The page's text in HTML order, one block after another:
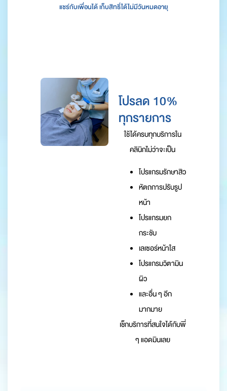
แชร์กับเพื่อนได้ เก็บสิทธิ์ได้ไม่มีวันหมดอายุ
โปรลด 10%
ทุกรายการ
ใช้ได้ครบทุกบริการใน
คลินิกไม่ว่าจะเป็น
โปรแกรมรักษาสิว
หัตถการปรับรูป
หน้า
โปรแกรมยก
กระชับ
เลเซอร์หน้าใส
โปรแกรมวิตามิน
ผิว
และอื่น ๆ อีก
มากมาย
เช็กบริการที่สนใจได้กับพี่
ๆ แอดมินเลย